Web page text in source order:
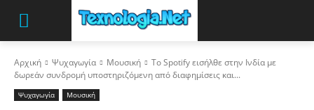
Αρχική Ψυχαγωγία Μουσική
Το Spotify εισήλθε στην Ινδία με
δωρεάν συνδρομή υποστηριζόμενη από διαφημίσεις και...
Ψυχαγωγία Μουσική